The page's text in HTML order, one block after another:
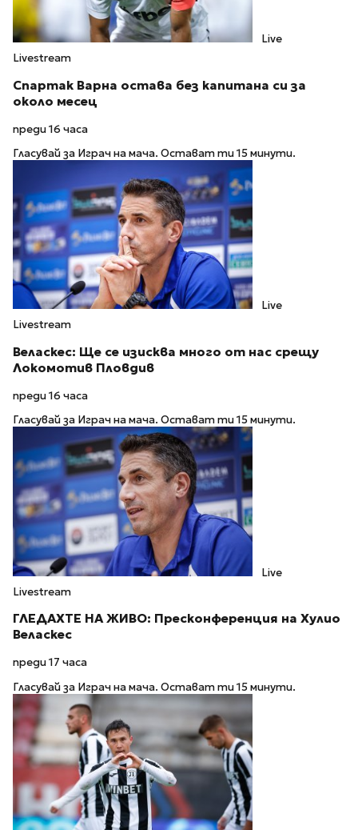
Live
Livestream
Спартак Варна остава без капитана си за
около месец
преди 16 часа
Гласувай за Играч на мача. Остават ти 15 минути.
Live
Livestream
Веласкес: Ще се изисква много от нас срещу
Локомотив Пловдив
преди 16 часа
Гласувай за Играч на мача. Остават ти 15 минути.
Live
Livestream
ГЛЕДАХТЕ НА ЖИВО: Пресконференция на Хулио
Веласкес
преди 17 часа
Гласувай за Играч на мача. Остават ти 15 минути.